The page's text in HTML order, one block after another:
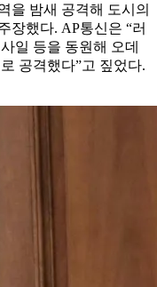
을 밤새 공격해 도시의
장했다. AP통신은 “러
일 등을 동원해 오데
공격했다”고 짚었다.